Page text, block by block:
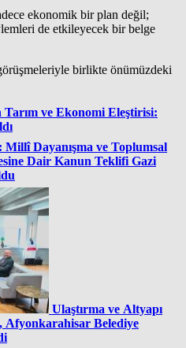
ekonomik bir plan değil;
de etkileyecek bir belge
birlikte önümüzdeki
Tarım ve Ekonomi Eleştirisi:
Dayanışma ve Toplumsal
Dair Kanun Teklifi Gazi
Ulaştırma ve Altyapı
Belediye